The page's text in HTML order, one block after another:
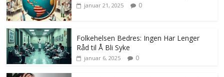
januar 21, 2025 0
Folkehelsen Bedres: Ingen Har Lenger
Råd til Å Bli Syke
januar 6, 2025 0